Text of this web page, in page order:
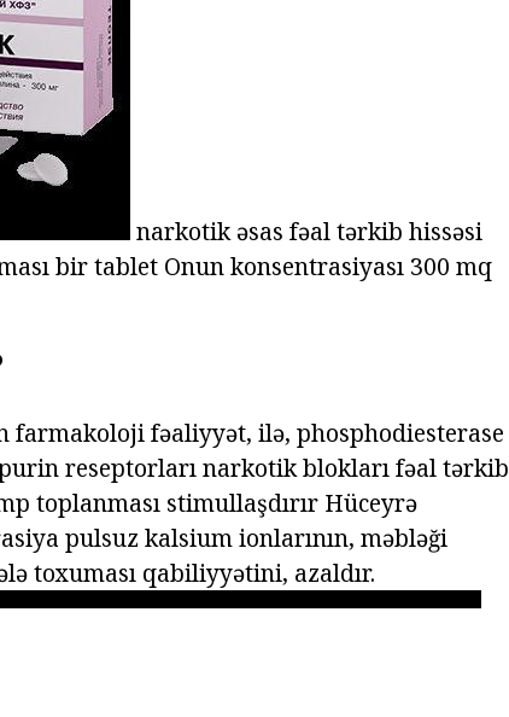
narkotik əsas fəal tərkib hissəsi
bir tablet Onun konsentrasiyası 300 mq
fəaliyyət, ilə, phosphodiesterase
reseptorları narkotik blokları fəal tərkib
toplanması stimullaşdırır Hüceyrə
pulsuz kalsium ionlarının, məbləği
toxuması qabiliyyətini, azaldır.